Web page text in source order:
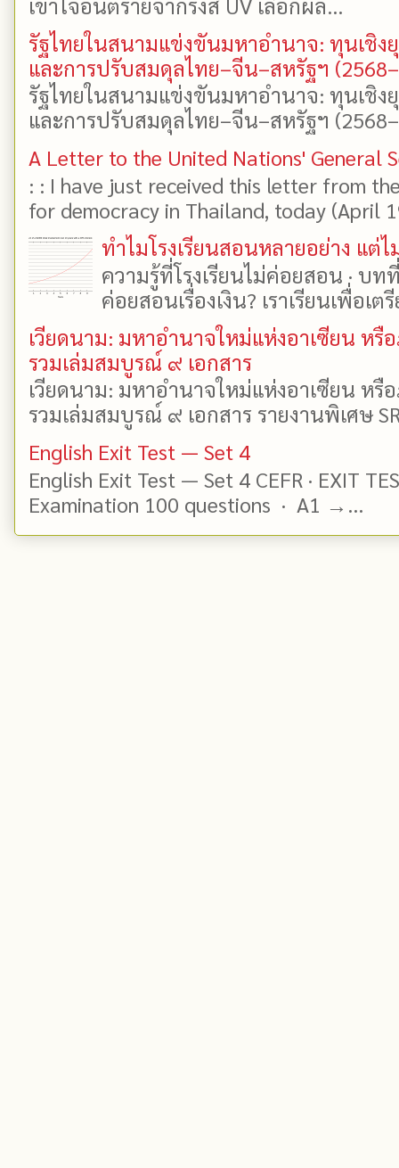
รัฐไทยในสนามแข่งขันมหาอำนาจ: ทุนเชิง
และการปรับสมดุลไทย–จีน–สหรัฐฯ
รัฐไทยในสนามแข่งขันมหาอำนาจ: ทุนเชิง
และการปรับสมดุลไทย–จีน–สหรัฐฯ
A Letter to the United Nations' General
: : I have just received this letter from
for democracy in Thailand, today (April
ทำไมโรงเรียนสอนหลายอย่าง แต่ไ
ความรู้ที่โรงเรียนไม่ค่อยสอน · บ
ค่อยสอนเรื่องเงิน? เราเรียนเพื่อเต
เวียดนาม: มหาอำนาจใหม่แห่งอาเซียน ห
รวมเล่มสมบูรณ์ ๙ เอกสาร
เวียดนาม: มหาอำนาจใหม่แห่งอาเซียน ห
รวมเล่มสมบูรณ์ ๙ เอกสาร รายงานพิเศษ
English Exit Test — Set 4
English Exit Test — Set 4 CEFR · EXIT
Examination 100 questions · A1 →...